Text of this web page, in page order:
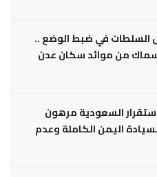
في ضبط الوضع ..
من موائد سكان عدن
السعودية مرهون
اليمن الكاملة وعدم